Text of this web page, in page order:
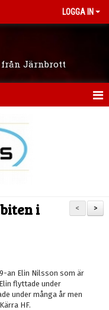
LOGGA IN
Järnbrott
>
<
i
an Elin Nilsson som är
flyttade under
under många år men
HF.